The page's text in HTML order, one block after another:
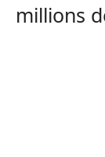
millions